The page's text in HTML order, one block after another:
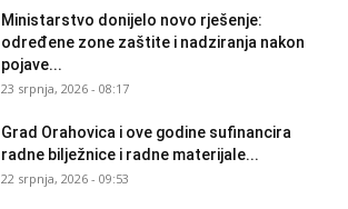
Ministarstvo donijelo novo rješenje:
određene zone zaštite i nadziranja nakon
pojave...
23 srpnja, 2026 - 08:17
Grad Orahovica i ove godine sufinancira
radne bilježnice i radne materijale...
22 srpnja, 2026 - 09:53